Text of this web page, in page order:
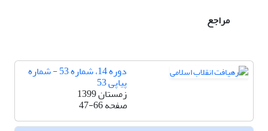
مراجع
دوره 14، شماره 53 - شماره
پیاپی 53
زمستان 1399
صفحه47-66